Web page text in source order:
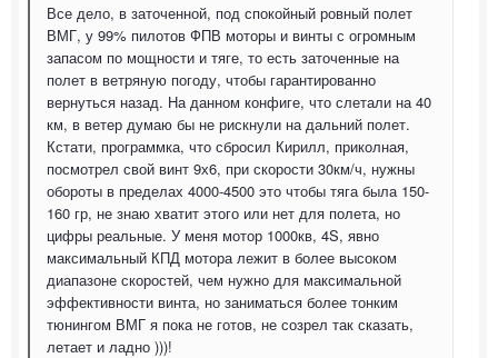
Все дело, в заточенной, под спокойный ровный полет
ВМГ, у 99% пилотов ФПВ моторы и винты с огромным
запасом по мощности и тяге, то есть заточенные на
полет в ветряную погоду, чтобы гарантированно
вернуться назад. На данном конфиге, что слетали на 40
км, в ветер думаю бы не рискнули на дальний полет.
Кстати, программка, что сбросил Кирилл, приколная,
посмотрел свой винт 9х6, при скорости 30км/ч, нужны
обороты в пределах 4000-4500 это чтобы тяга была 150-
160 гр, не знаю хватит этого или нет для полета, но
цифры реальные. У меня мотор 1000кв, 4S, явно
максимальный КПД мотора лежит в более высоком
диапазоне скоростей, чем нужно для максимальной
эффективности винта, но заниматься более тонким
тюнингом ВМГ я пока не готов, не созрел так сказать,
летает и ладно )))!